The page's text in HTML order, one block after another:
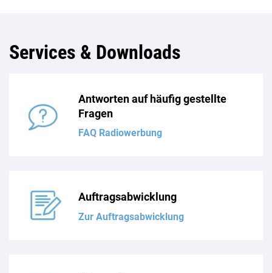
Services & Downloads
Antworten auf häufig gestellte
Fragen
FAQ Radiowerbung
Auftragsabwicklung
Zur Auftragsabwicklung